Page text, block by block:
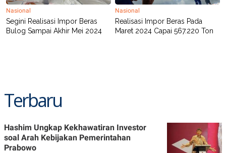
I
.
I
PEDOMAN
SIBER
PRIVACY
POLICY
Nasional
Segini Realisasi Impor Beras
Bulog Sampai Akhir Mei 2024
Nasional
Realisasi Impor Beras Pada
Maret 2024 Capai 567.220 Ton
Terbaru
Hashim Ungkap Kekhawatiran Investor
soal Arah Kebijakan Pemerintahan
Prabowo